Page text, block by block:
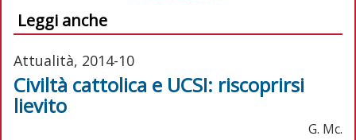
Leggi anche
Attualità, 2014-10
Civiltà cattolica e UCSI: riscoprirsi
lievito
G. Mc.